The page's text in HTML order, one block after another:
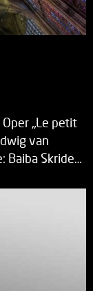
„Le petit
van
Baiba Skride…